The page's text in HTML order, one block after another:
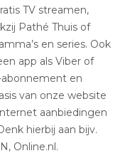
TV streamen,
Pathé Thuis of
en series. Ook
app als Viber of
en
van onze website
aanbiedingen
hierbij aan bijv.
Online.nl.